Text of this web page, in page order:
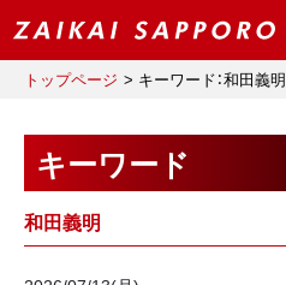
トップページ キーワード：和田義明
キーワード
和田義明